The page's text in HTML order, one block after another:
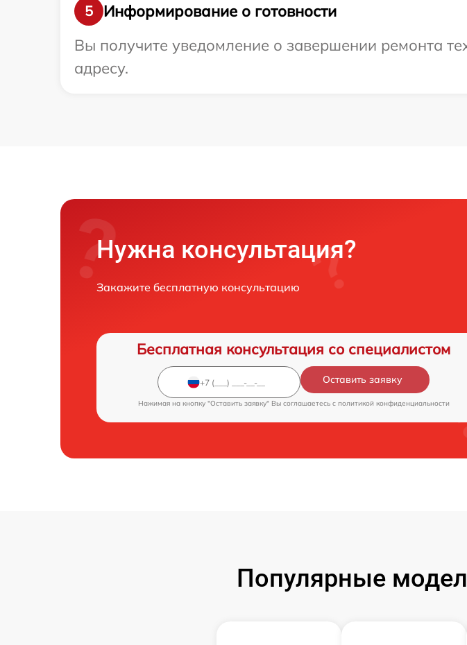
5
Информирование о готовности
Вы получите уведомление о завершении ремонта
адресу.
Нужна консультация?
Закажите бесплатную консультацию
Бесплатная консультация со специалистом
Оставить заявку
Нажимая на кнопку "Оставить заявку" Вы соглашаетесь c политикой конфиденциальности
Популярные